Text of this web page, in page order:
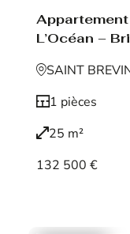
L’Océan –
SAINT
1 pièces
25 m²
132 500 €